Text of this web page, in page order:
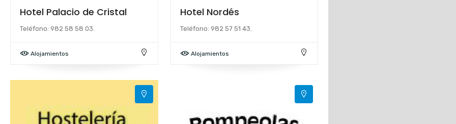
Hotel Palacio de Cristal
Teléfono: 982 58 58 03.
Alojamientos
Hotel Nordés
Teléfono: 982 57 51 43.
Alojamientos